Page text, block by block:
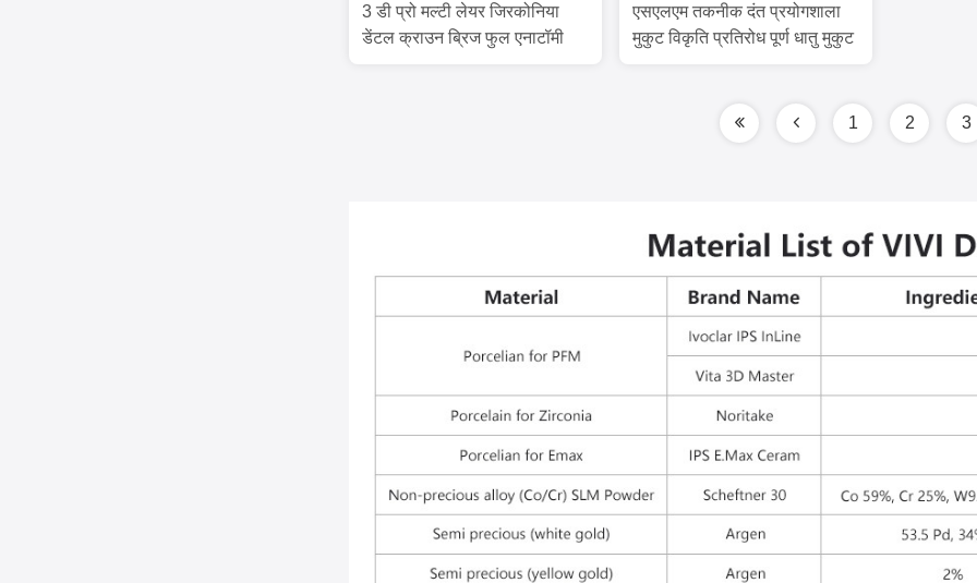
3 डी प्रो मल्टी लेयर जिरकोनिया
डेंटल क्राउन ब्रिज फुल एनाटॉमी
एसएलएम तकनीक दंत प्रयोगशाला
मुकुट विकृति प्रतिरोध पूर्ण धातु मुकुट
1 2 3